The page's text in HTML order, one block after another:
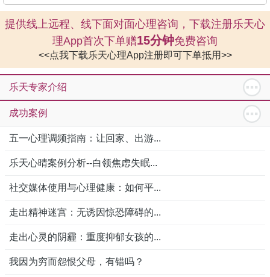
提供线上远程、线下面对面心理咨询，下载注册乐天心
理App首次下单赠15分钟免费咨询
<<点我下载乐天心理App注册即可下单抵用>>
乐天专家介绍
成功案例
五一心理调频指南：让回家、出游...
乐天心晴案例分析--白领焦虑失眠...
社交媒体使用与心理健康：如何平...
走出精神迷宫：无诱因惊恐障碍的...
走出心灵的阴霾：重度抑郁女孩的...
我因为穷而怨恨父母，有错吗？